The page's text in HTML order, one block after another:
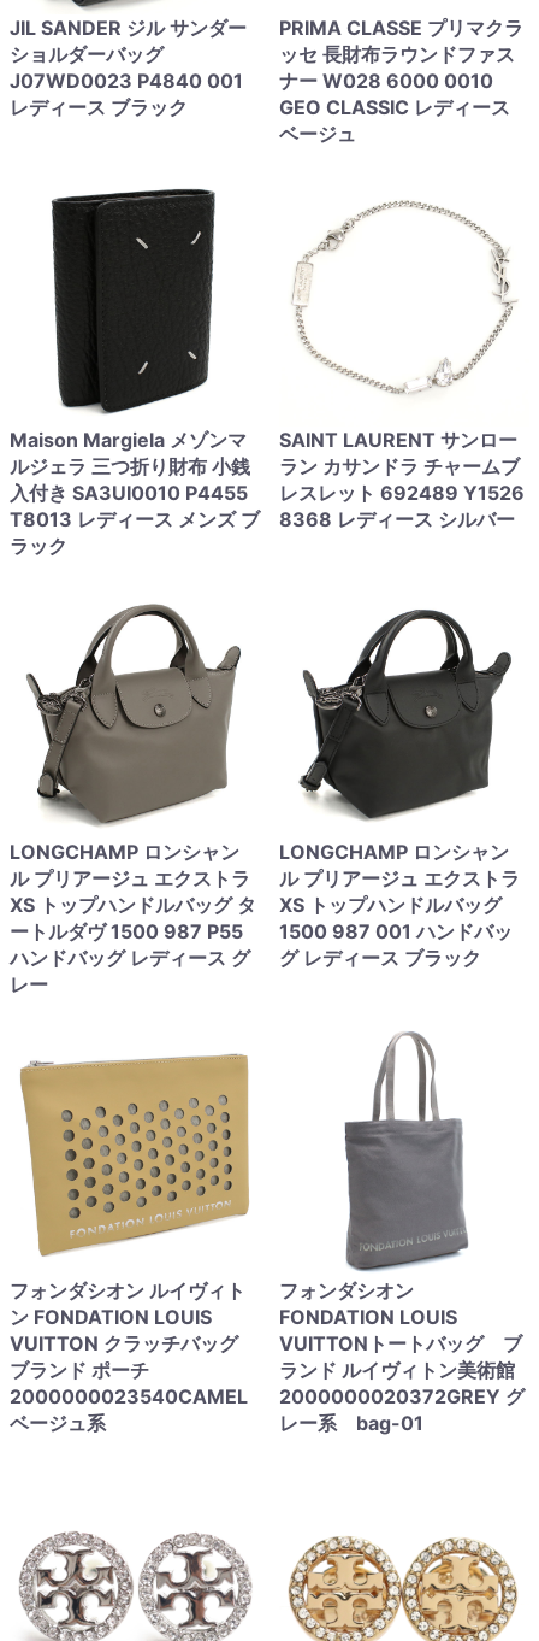
JIL SANDER ジル サンダー
ショルダーバッグ
J07WD0023 P4840 001
レディース ブラック
PRIMA CLASSE プリマクラ
ッセ 長財布ラウンドファス
ナー W028 6000 0010
GEO CLASSIC レディース
ベージュ
Maison Margiela メゾンマ
ルジェラ 三つ折り財布 小銭
入付き SA3UI0010 P4455
T8013 レディース メンズ ブ
ラック
SAINT LAURENT サンロー
ラン カサンドラ チャームブ
レスレット 692489 Y1526
8368 レディース シルバー
LONGCHAMP ロンシャン
ル プリアージュ エクストラ
XS トップハンドルバッグ タ
ートルダヴ 1500 987 P55
ハンドバッグ レディース グ
レー
LONGCHAMP ロンシャン
ル プリアージュ エクストラ
XS トップハンドルバッグ
1500 987 001 ハンドバッ
グ レディース ブラック
フォンダシオン ルイヴィト
ン FONDATION LOUIS
VUITTON クラッチバッグ
ブランド ポーチ
2000000023540CAMEL
ベージュ系
フォンダシオン
FONDATION LOUIS
VUITTONトートバッグ ブ
ランド ルイヴィトン美術館
2000000020372GREY グ
レー系 bag-01